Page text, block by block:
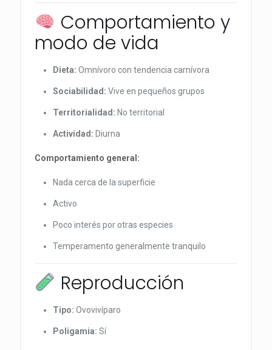
Comportamiento y
modo de vida
Dieta: Omnívoro con tendencia carnívora
Sociabilidad: Vive en pequeños grupos
Territorialidad: No territorial
Actividad: Diurna
Comportamiento general:
Nada cerca de la superficie
Activo
Poco interés por otras especies
Temperamento generalmente tranquilo
Reproducción
Tipo: Ovovivíparo
Poligamia: Sí